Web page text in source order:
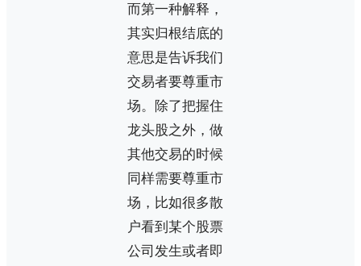
而第一种解释，
其实归根结底的
意思是告诉我们
交易者要尊重市
场。除了把握住
龙头股之外，做
其他交易的时候
同样需要尊重市
场，比如很多散
户看到某个股票
公司发生或者即